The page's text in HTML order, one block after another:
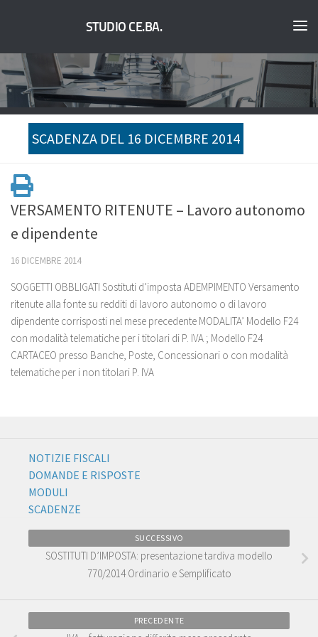
STUDIO CE.BA.
SCADENZA DEL 16 DICEMBRE 2014
VERSAMENTO RITENUTE – Lavoro autonomo
e dipendente
16 DICEMBRE 2014
SOGGETTI OBBLIGATI Sostituti d’imposta ADEMPIMENTO Versamento
ritenute alla fonte su redditi di lavoro autonomo o di lavoro
dipendente corrisposti nel mese precedente MODALITA’ Modello F24
con modalità telematiche per i titolari di P. IVA ; Modello F24
CARTACEO presso Banche, Poste, Concessionari o con modalità
telematiche per i non titolari P. IVA
NOTIZIE FISCALI
DOMANDE E RISPOSTE
MODULI
SCADENZE
SUCCESSIVO
SOSTITUTI D’IMPOSTA: presentazione tardiva modello
770/2014 Ordinario e Semplificato
PRECEDENTE